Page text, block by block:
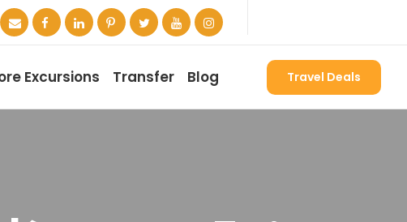
Excursions Transfer Blog Travel Deals